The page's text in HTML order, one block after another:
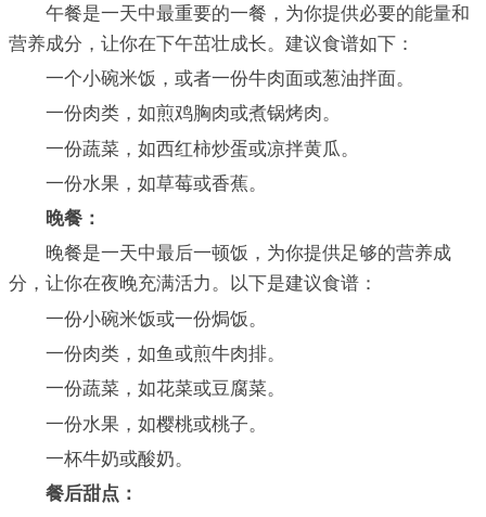
午餐是一天中最重要的一餐，为你提供必要的能量和
营养成分，让你在下午茁壮成长。建议食谱如下：
一个小碗米饭，或者一份牛肉面或葱油拌面。
一份肉类，如煎鸡胸肉或煮锅烤肉。
一份蔬菜，如西红柿炒蛋或凉拌黄瓜。
一份水果，如草莓或香蕉。
晚餐：
晚餐是一天中最后一顿饭，为你提供足够的营养成
分，让你在夜晚充满活力。以下是建议食谱：
一份小碗米饭或一份焗饭。
一份肉类，如鱼或煎牛肉排。
一份蔬菜，如花菜或豆腐菜。
一份水果，如樱桃或桃子。
一杯牛奶或酸奶。
餐后甜点：